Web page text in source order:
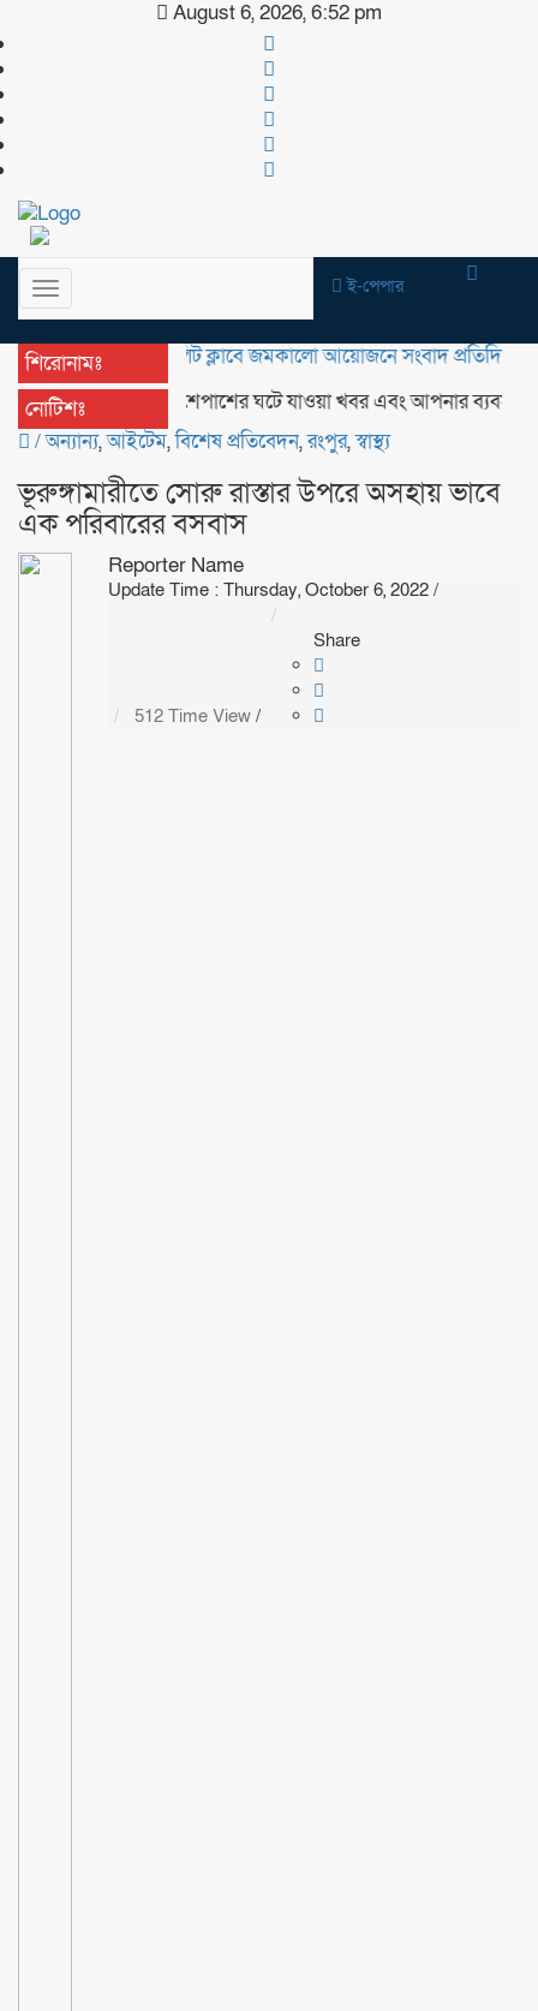
August 6, 2026, 6:52 pm
Toggle
navigation
ই-পেপার
শিরোনামঃ
চাষাড়ার এলিট ক্লাবে জমকালো আয়োজনে সংবাদ প্রতিদিনের প্রথম
নোটিশঃ
আপনার আশেপাশের ঘটে যাওয়া খবর এবং আপনার ব্যবসার
/অন্যান্য,আইটেম,বিশেষ প্রতিবেদন,রংপুর,স্বাস্থ্য
ভূরুঙ্গামারীতে সোরু রাস্তার উপরে অসহায় ভাবে
এক পরিবারের বসবাস
Reporter Name
Update Time : Thursday, October 6, 2022/
512 Time View/
Share